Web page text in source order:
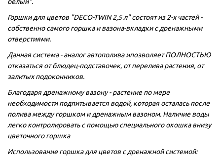
Горшки для цветов "DECO-TWIN 2,5 л" состоят из 2-х частей -
собственно самого горшка и вазона-вкладки с дренажными
отверстиями.
Данная система - аналог автополива ипозволяет ПОЛНОСТЬЮ
отказаться от блюдец-подставочек, от перелива растения, от
залитых подоконников.
Благодаря дренажному вазону - растение по мере
необходимости подпитывается водой, которая осталась после
полива между горшком и дренажным вазоном. Наличие воды
легко контролировать с помощью специального окошка внизу
цветочного горшка
Использование горшка для цветов с дренажной системой: